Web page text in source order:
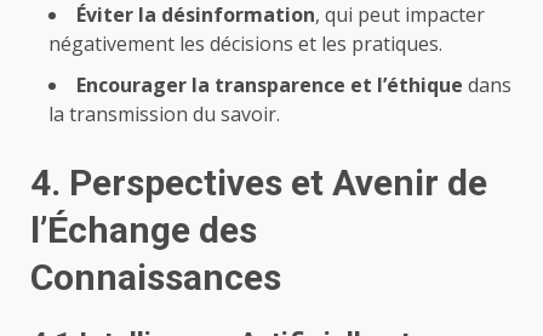
Éviter la désinformation, qui peut impacter
négativement les décisions et les pratiques.
Encourager la transparence et l’éthique dans
la transmission du savoir.
4. Perspectives et Avenir de
l’Échange des
Connaissances